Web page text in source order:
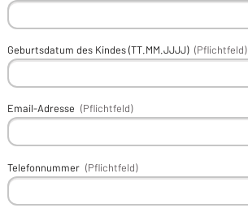
Geburtsdatum des Kindes (TT.MM.JJJJ) (Pflichtfeld)
Email-Adresse (Pflichtfeld)
Telefonnummer (Pflichtfeld)